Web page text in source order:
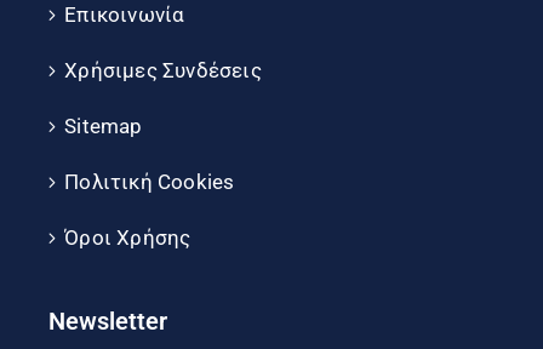
Επικοινωνία
Χρήσιμες Συνδέσεις
Sitemap
Πολιτική Cookies
Όροι Χρήσης
Newsletter